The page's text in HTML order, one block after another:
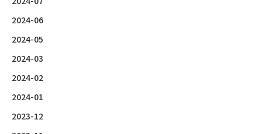
2024-06
2024-05
2024-03
2024-02
2024-01
2023-12